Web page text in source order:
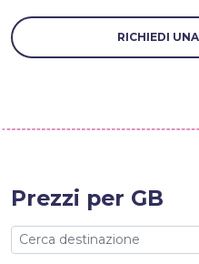
RICHIEDI
Prezzi per GB